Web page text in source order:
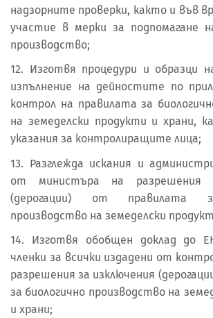
надзорните проверки, както и във
участие в мерки за подпомагане
производство;
12. Изготвя процедури и образци
изпълнение на дейностите по
контрол на правилата за
на земеделски продукти и храни,
указания за контролиращите лица;
13. Разглежда искания и
от министъра на разрешения
(дерогации) от правилата
производство на земеделски
14. Изготвя обобщен доклад до
членки за всички издадени от
разрешения за изключения
за биологично производство на
и храни;